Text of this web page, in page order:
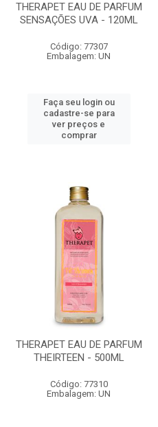
THERAPET EAU DE PARFUM
SENSAÇÕES UVA - 120ML
Código: 77307
Embalagem: UN
Faça seu login ou
cadastre-se para
ver preços e
comprar
THERAPET EAU DE PARFUM
THEIRTEEN - 500ML
Código: 77310
Embalagem: UN